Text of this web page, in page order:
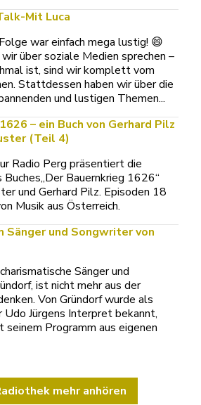
Mit Luca
war einfach mega lustig! 😄
über soziale Medien sprechen –
ist, sind wir komplett vom
Stattdessen haben wir über die
und lustigen Themen...
– ein Buch von Gerhard Pilz
(Teil 4)
Radio Perg präsentiert die
Bauernkrieg 1626“
und Gerhard Pilz. Episoden 18
Musik aus Österreich.
Sänger und Songwriter von
Sänger und
ist nicht mehr aus der
Von Gründorf wurde als
Udo Jürgens Interpret bekannt,
Programm aus eigenen
mehr anhören